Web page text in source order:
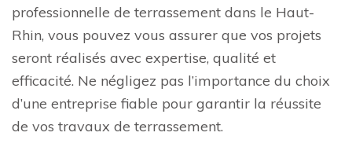
professionnelle de terrassement dans le Haut-
Rhin, vous pouvez vous assurer que vos projets
seront réalisés avec expertise, qualité et
efficacité. Ne négligez pas l’importance du choix
d’une entreprise fiable pour garantir la réussite
de vos travaux de terrassement.